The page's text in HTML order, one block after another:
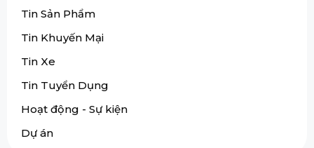
Tin Sản Phẩm
Tin Khuyến Mại
Tin Xe
Tin Tuyển Dụng
Hoạt động - Sự kiện
Dự án